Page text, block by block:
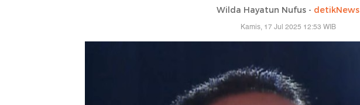
Wilda Hayatun Nufus - detikNews
Kamis, 17 Jul 2025 12:53 WIB